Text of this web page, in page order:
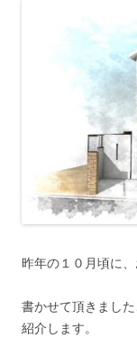
昨年の１０月頃に
書かせて頂きまし
紹介します。